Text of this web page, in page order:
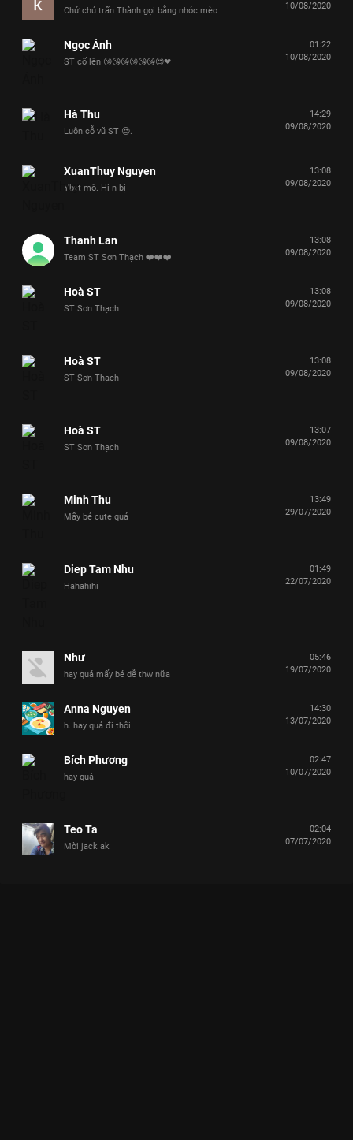
Chứ chú trấn Thành gọi bằng nhóc mèo 10/08/2020
Ngọc Ánh
ST cố lên 😘😘😘😘😘😘😍❤
01:22
10/08/2020
Hà Thu
Luôn cỗ vũ ST 😍.
14:29
09/08/2020
XuanThuy Nguyen
Ybvt mô. Hi n bị
13:08
09/08/2020
Thanh Lan
Team ST Sơn Thạch ❤️❤️❤️
13:08
09/08/2020
Hoà ST
ST Sơn Thạch
13:08
09/08/2020
Hoà ST
ST Sơn Thạch
13:08
09/08/2020
Hoà ST
ST Sơn Thạch
13:07
09/08/2020
Minh Thu
Mấy bé cute quá
13:49
29/07/2020
Diep Tam Nhu
Hahahihi
01:49
22/07/2020
Như
hay quá mấy bé dễ thw nữa
05:46
19/07/2020
Anna Nguyen
h. hay quá đi thôi
14:30
13/07/2020
Bích Phương
hay quá
02:47
10/07/2020
Teo Ta
Mời jack ak
02:04
07/07/2020